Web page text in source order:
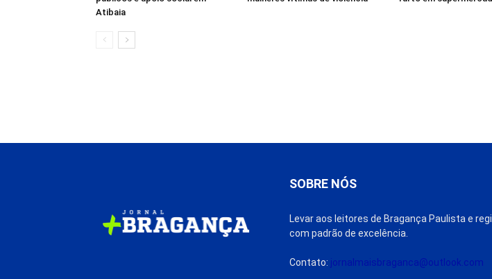
Atibaia
SOBRE NÓS
Levar aos leitores de Bragança Paulista e
com padrão de excelência.
Contato: jornalmaisbraganca@outlook.com